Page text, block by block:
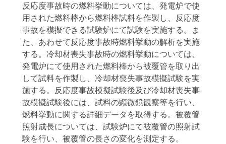
反応度事故時の燃料挙動については、発電炉で使
用された燃料棒から燃料棒試料を作製し、反応度
事故を模擬できる試験炉にて試験を実施する。ま
た、あわせて反応度事故時燃料挙動の解析を実施
する。冷却材喪失事故時の燃料挙動については、
発電炉にて使用された燃料棒から被覆管を取り出
して試料を作製し、冷却材喪失事故模擬試験を実
施する。反応度事故模擬試験後及び冷却材喪失事
故模擬試験後には、試料の顕微鏡観察等を行い、
燃料挙動に関する詳細データを取得する。被覆管
照射成長については、試験炉にて被覆管の照射試
験を行い、被覆管の長さの変化を測定する。